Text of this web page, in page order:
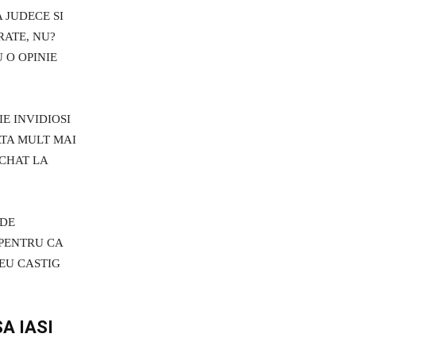
JUDECE SI
NU?
O OPINIE
INVIDIOSI
MULT MAI
LA
CA
CASTIG
IASI